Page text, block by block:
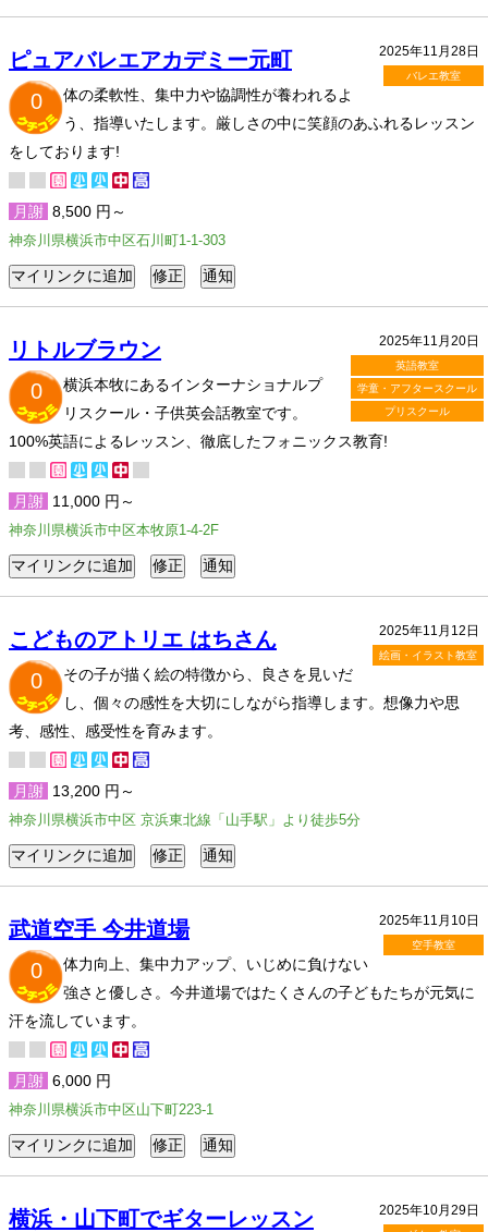
2025年11月28日
バレエ教室
ピュアバレエアカデミー元町
0
体の柔軟性、集中力や協調性が養われるよ
う、指導いたします。厳しさの中に笑顔のあふれるレッスン
をしております!
月謝 8,500 円～
神奈川県横浜市中区石川町1-1-303
2025年11月20日
英語教室
学童・アフタースクール
プリスクール
リトルブラウン
0
横浜本牧にあるインターナショナルプ
リスクール・子供英会話教室です。
100%英語によるレッスン、徹底したフォニックス教育!
月謝 11,000 円～
神奈川県横浜市中区本牧原1-4-2F
2025年11月12日
絵画・イラスト教室
こどものアトリエ はちさん
0
その子が描く絵の特徴から、良さを見いだ
し、個々の感性を大切にしながら指導します。想像力や思
考、感性、感受性を育みます。
月謝 13,200 円～
神奈川県横浜市中区 京浜東北線「山手駅」より徒歩5分
2025年11月10日
空手教室
武道空手 今井道場
0
体力向上、集中力アップ、いじめに負けない
強さと優しさ。今井道場ではたくさんの子どもたちが元気に
汗を流しています。
月謝 6,000 円
神奈川県横浜市中区山下町223-1
2025年10月29日
横浜・山下町でギターレッスン